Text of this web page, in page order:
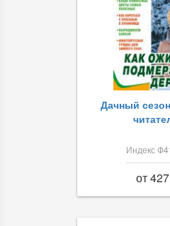
Дачный
Индекс
от